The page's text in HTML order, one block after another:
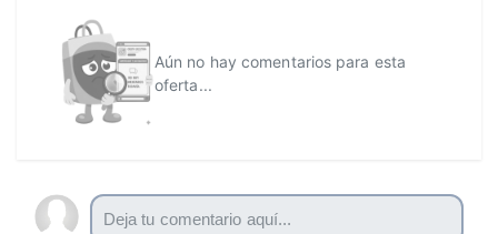
Aún no hay comentarios para esta
oferta...